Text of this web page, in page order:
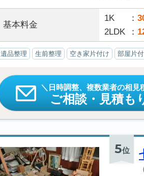
基本料金
1K
2LDK
遺品整理 生前整理 空き家片付け 部屋片
日時調整、複数業者の相見
ご相談・見積も
5位